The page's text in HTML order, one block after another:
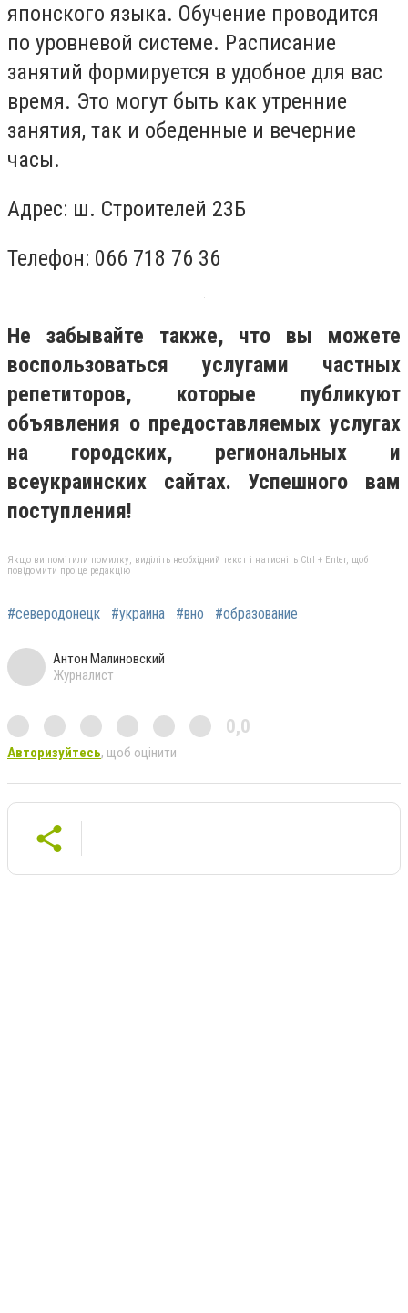
японского языка. Обучение проводится
по уровневой системе. Расписание
занятий формируется в удобное для вас
время. Это могут быть как утренние
занятия, так и обеденные и вечерние
часы.
Адрес: ш. Строителей 23Б
Телефон: 066 718 76 36
Не забывайте также, что вы можете
воспользоваться услугами частных
репетиторов, которые публикуют
объявления о предоставляемых услугах
на городских, региональных и
всеукраинских сайтах. Успешного вам
поступления!
Якщо ви помітили помилку, виділіть необхідний текст і натисніть Ctrl + Enter, щоб
повідомити про це редакцію
#северодонецк #украина #вно #образование
Антон Малиновский
Журналист
0,0
Авторизуйтесь, щоб оцінити